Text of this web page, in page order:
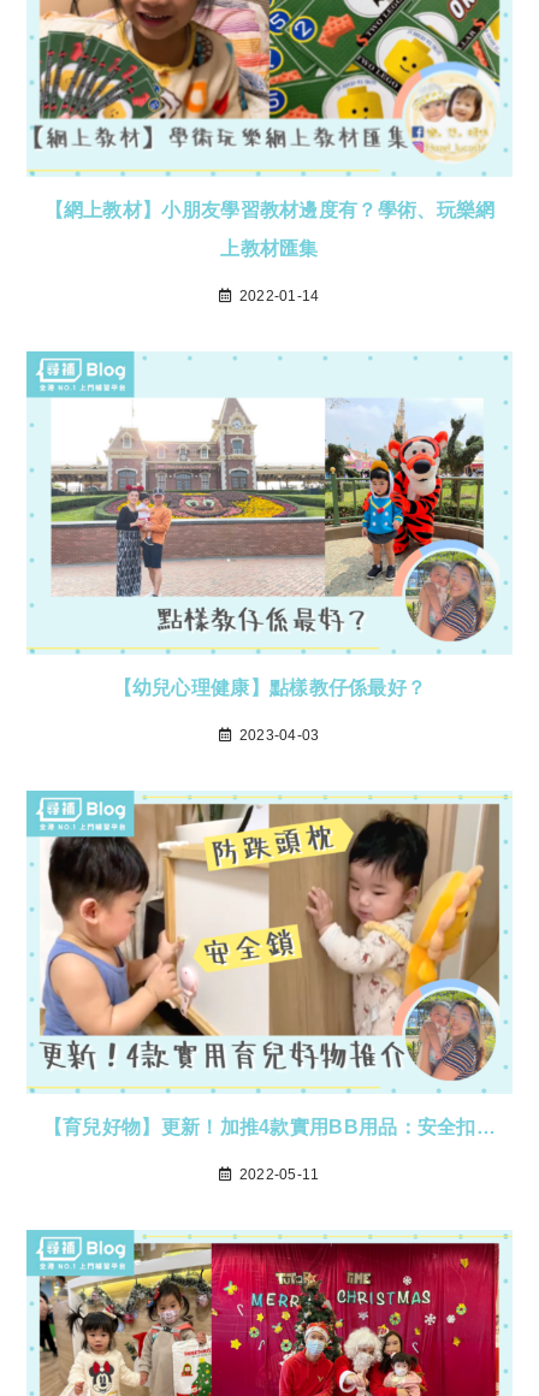
【網上教材】小朋友學習教材邊度有？學術、玩樂網
上教材匯集
2022-01-14
【幼兒心理健康】點樣教仔係最好？
2023-04-03
【育兒好物】更新！加推4款實用BB用品：安全扣…
2022-05-11